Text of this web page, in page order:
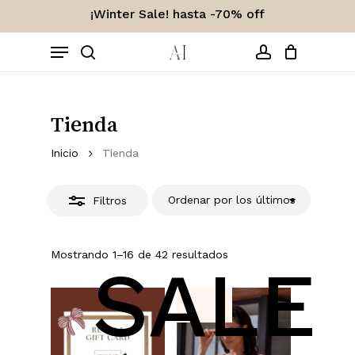
to
¡Winter Sale! hasta -70% off
Menu
Carro Close
Tienda
Inicio Tienda
Filtros
Mostrando 1–16 de 42 resultados
últimos
Ordenar por los últimos
Close
SALE